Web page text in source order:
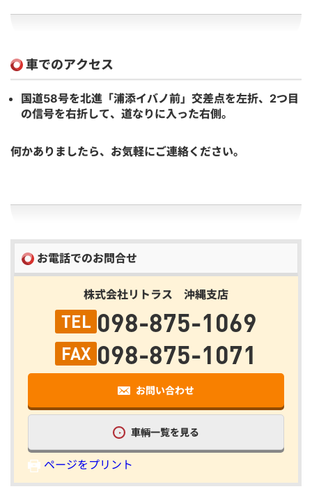
車でのアクセス
国道58号を北進「浦添イバノ前」交差点を左折、2つ目
の信号を右折して、道なりに入った右側。
何かありましたら、お気軽にご連絡ください。
お電話でのお問合せ
株式会社リトラス 沖縄支店
TEL 098-875-1069
FAX 098-875-1071
お問い合わせ
車輌一覧を見る
ページをプリント